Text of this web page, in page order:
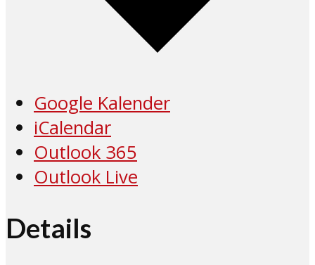
Google Kalender
iCalendar
Outlook 365
Outlook Live
Details